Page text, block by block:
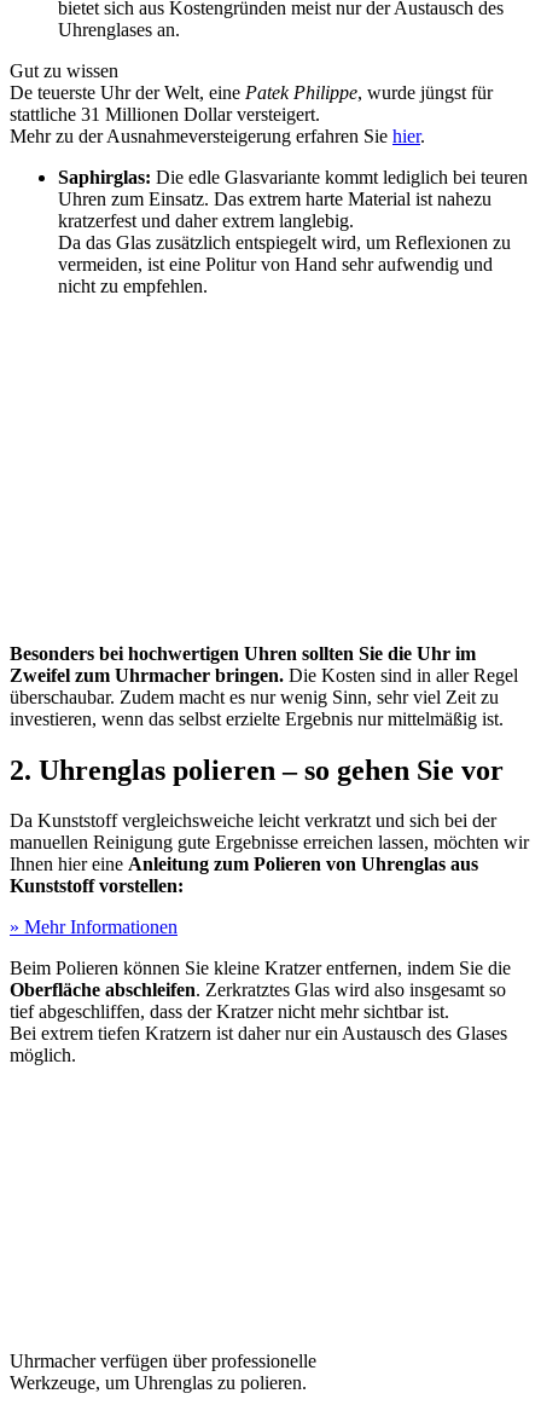
bietet sich aus Kostengründen meist nur der Austausch des
Uhrenglases an.
Gut zu wissen
De teuerste Uhr der Welt, eine Patek Philippe, wurde jüngst für
stattliche 31 Millionen Dollar versteigert.
Mehr zu der Ausnahmeversteigerung erfahren Sie hier.
Saphirglas: Die edle Glasvariante kommt lediglich bei teuren
Uhren zum Einsatz. Das extrem harte Material ist nahezu
kratzerfest und daher extrem langlebig.
Da das Glas zusätzlich entspiegelt wird, um Reflexionen zu
vermeiden, ist eine Politur von Hand sehr aufwendig und
nicht zu empfehlen.
Besonders bei hochwertigen Uhren sollten Sie die Uhr im
Zweifel zum Uhrmacher bringen. Die Kosten sind in aller Regel
überschaubar. Zudem macht es nur wenig Sinn, sehr viel Zeit zu
investieren, wenn das selbst erzielte Ergebnis nur mittelmäßig ist.
2. Uhrenglas polieren – so gehen Sie vor
Da Kunststoff vergleichsweiche leicht verkratzt und sich bei der
manuellen Reinigung gute Ergebnisse erreichen lassen, möchten wir
Ihnen hier eine Anleitung zum Polieren von Uhrenglas aus
Kunststoff vorstellen:
» Mehr Informationen
Beim Polieren können Sie kleine Kratzer entfernen, indem Sie die
Oberfläche abschleifen. Zerkratztes Glas wird also insgesamt so
tief abgeschliffen, dass der Kratzer nicht mehr sichtbar ist.
Bei extrem tiefen Kratzern ist daher nur ein Austausch des Glases
möglich.
Uhrmacher verfügen über professionelle
Werkzeuge, um Uhrenglas zu polieren.